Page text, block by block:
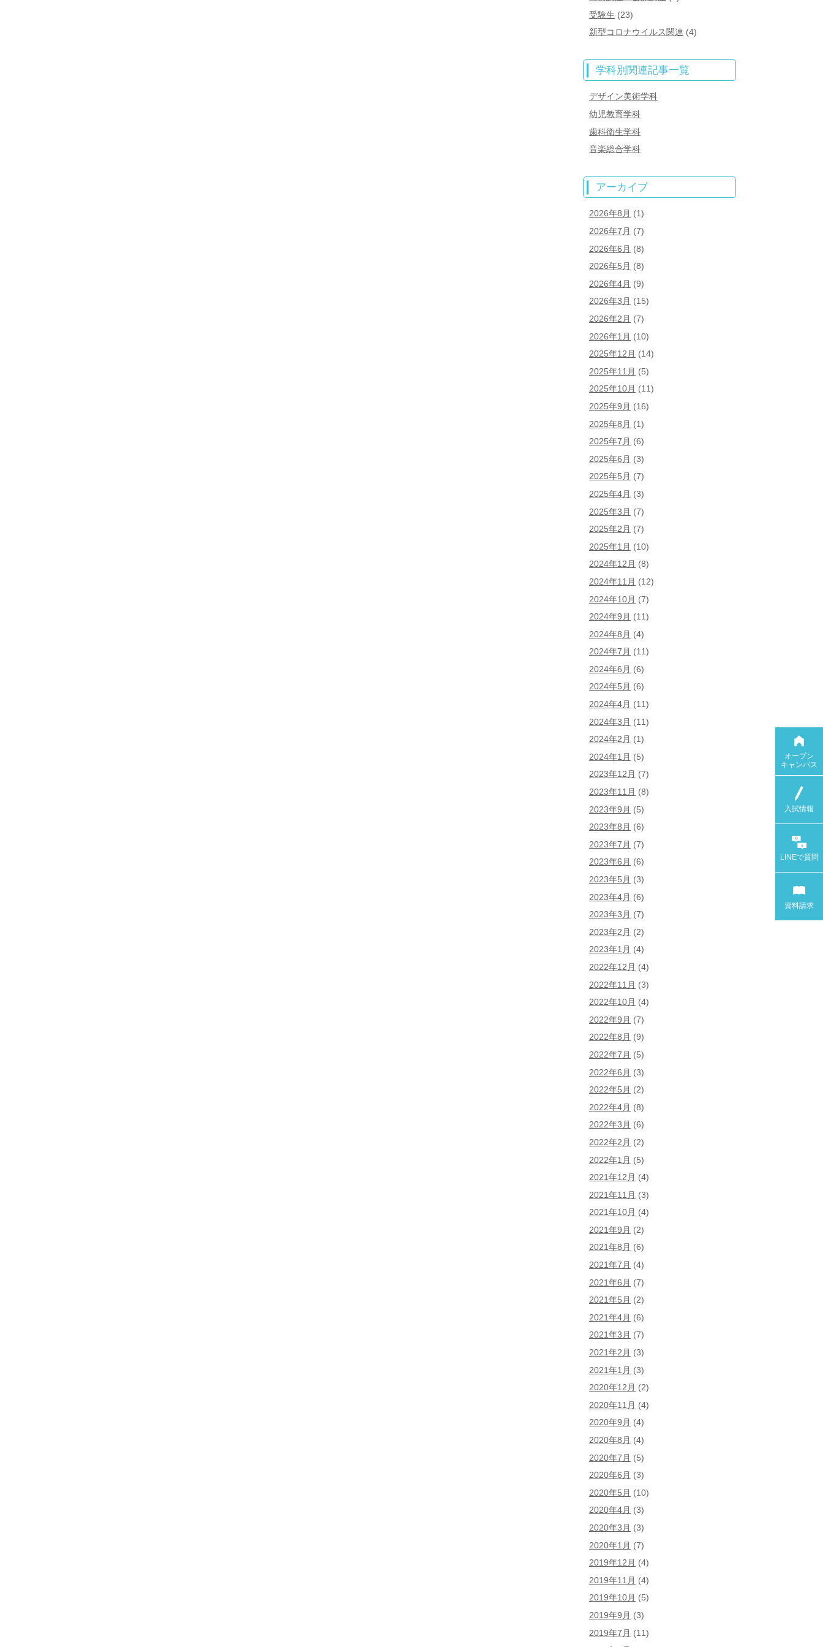
受験生 (23)
新型コロナウイルス関連 (4)
学科別関連記事一覧
デザイン美術学科
幼児教育学科
歯科衛生学科
音楽総合学科
アーカイブ
2026年8月 (1)
2026年7月 (7)
2026年6月 (8)
2026年5月 (8)
2026年4月 (9)
2026年3月 (15)
2026年2月 (7)
2026年1月 (10)
2025年12月 (14)
2025年11月 (5)
2025年10月 (11)
2025年9月 (16)
2025年8月 (1)
2025年7月 (6)
2025年6月 (3)
2025年5月 (7)
2025年4月 (3)
2025年3月 (7)
2025年2月 (7)
2025年1月 (10)
2024年12月 (8)
2024年11月 (12)
2024年10月 (7)
2024年9月 (11)
2024年8月 (4)
2024年7月 (11)
2024年6月 (6)
2024年5月 (6)
2024年4月 (11)
2024年3月 (11)
2024年2月 (1)
2024年1月 (5)
2023年12月 (7)
2023年11月 (8)
2023年9月 (5)
2023年8月 (6)
2023年7月 (7)
2023年6月 (6)
2023年5月 (3)
2023年4月 (6)
2023年3月 (7)
2023年2月 (2)
2023年1月 (4)
2022年12月 (4)
2022年11月 (3)
2022年10月 (4)
2022年9月 (7)
2022年8月 (9)
2022年7月 (5)
2022年6月 (3)
2022年5月 (2)
2022年4月 (8)
2022年3月 (6)
2022年2月 (2)
2022年1月 (5)
2021年12月 (4)
2021年11月 (3)
2021年10月 (4)
2021年9月 (2)
2021年8月 (6)
2021年7月 (4)
2021年6月 (7)
2021年5月 (2)
2021年4月 (6)
2021年3月 (7)
2021年2月 (3)
2021年1月 (3)
2020年12月 (2)
2020年11月 (4)
2020年9月 (4)
2020年8月 (4)
2020年7月 (5)
2020年6月 (3)
2020年5月 (10)
2020年4月 (3)
2020年3月 (3)
2020年1月 (7)
2019年12月 (4)
2019年11月 (4)
2019年10月 (5)
2019年9月 (3)
2019年7月 (11)
オープン
キャンパス
入試情報
LINEで質問
資料請求